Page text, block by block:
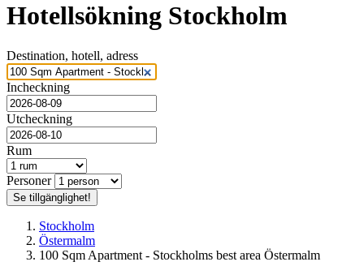
100 Sqm Apartment - Stockholms best area Östermalm
Gym
Trevligt
Läs mer nedan
Boka från:
Hotellsökning Stockholm
Destination, hotell, adress
Incheckning
Utcheckning
Rum
Personer
Se tillgänglighet!
Stockholm
Östermalm
100 Sqm Apartment - Stockholms best area Östermalm